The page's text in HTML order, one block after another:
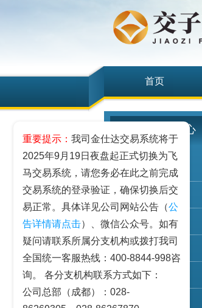
首页
客户服务中心
我要开户
期权仿真
客户手册
资金出入
账单查询
重要提示： 我司金仕达交易系统将于
2025年9月19日夜盘起正式切换为飞
马交易系统，请您务必在此之前完成
交易系统的登录验证，确保切换后交
易正常。具体详见公司网站公告（公
告详情请点击）、微信公众号。如有
疑问请联系所属分支机构或拨打我司
全国统一客服热线：400-8844-998咨
询。 各分支机构联系方式如下：
公司总部（成都）：028-